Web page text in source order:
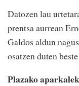
Datozen lau
prentsa aurrean
Galdos aldun
osatzen duten
Plazako